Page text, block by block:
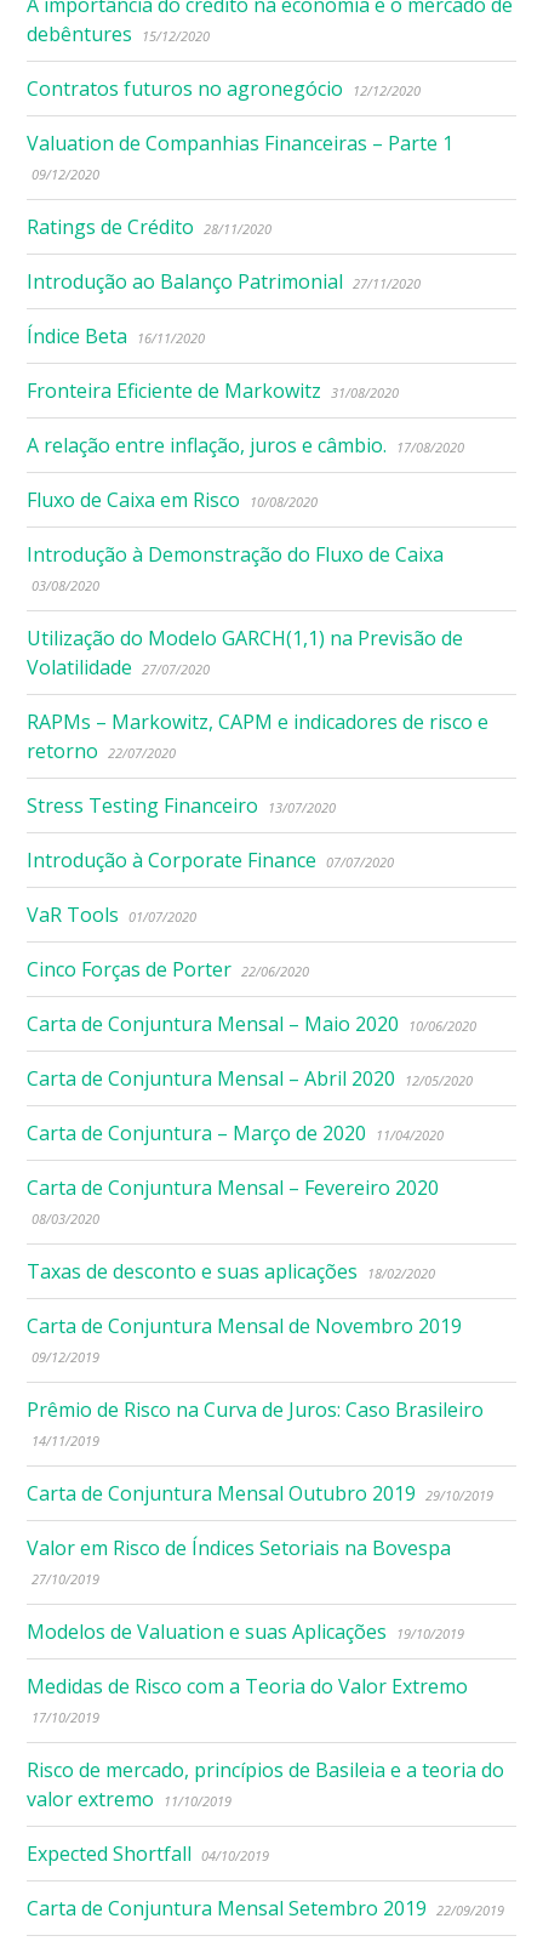
debêntures
15/12/2020
Contratos futuros no agronegócio 12/12/2020
Valuation de Companhias Financeiras – Parte 1
09/12/2020
Ratings de Crédito 28/11/2020
Introdução ao Balanço Patrimonial 27/11/2020
Índice Beta 16/11/2020
Fronteira Eficiente de Markowitz 31/08/2020
A relação entre inflação, juros e câmbio. 17/08/2020
Fluxo de Caixa em Risco 10/08/2020
Introdução à Demonstração do Fluxo de Caixa
03/08/2020
Utilização do Modelo GARCH(1,1) na Previsão de
Volatilidade
27/07/2020
RAPMs – Markowitz, CAPM e indicadores de risco e
retorno
22/07/2020
Stress Testing Financeiro 13/07/2020
Introdução à Corporate Finance 07/07/2020
VaR Tools 01/07/2020
Cinco Forças de Porter 22/06/2020
Carta de Conjuntura Mensal – Maio 2020 10/06/2020
Carta de Conjuntura Mensal – Abril 2020 12/05/2020
Carta de Conjuntura – Março de 2020 11/04/2020
Carta de Conjuntura Mensal – Fevereiro 2020
08/03/2020
Taxas de desconto e suas aplicações 18/02/2020
Carta de Conjuntura Mensal de Novembro 2019
09/12/2019
Prêmio de Risco na Curva de Juros: Caso Brasileiro
14/11/2019
Carta de Conjuntura Mensal Outubro 2019 29/10/2019
Valor em Risco de Índices Setoriais na Bovespa
27/10/2019
Modelos de Valuation e suas Aplicações 19/10/2019
Medidas de Risco com a Teoria do Valor Extremo
17/10/2019
Risco de mercado, princípios de Basileia e a teoria do
valor extremo
11/10/2019
Expected Shortfall 04/10/2019
Carta de Conjuntura Mensal Setembro 2019 22/09/2019